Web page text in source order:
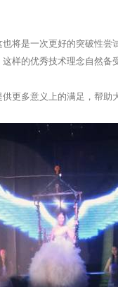
是一次更好的突破性尝
样的优秀技术理念自然备
多意义上的满足，帮助